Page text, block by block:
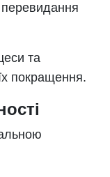
та
покращення.